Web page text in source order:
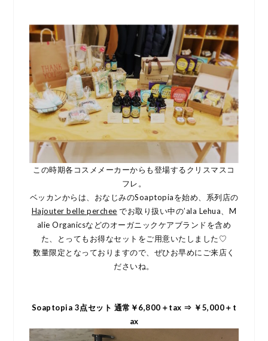
この時期各コスメメーカーからも登場するクリスマスコ
フレ。
ベッカンからは、おなじみのSoaptopiaを始め、系列店の
Hajouter belle perchee でお取り扱い中の’ala Lehua、M
alie Organicsなどのオーガニックケアブランドを含め
た、とってもお得なセットをご用意いたしました♡
数量限定となっておりますので、ぜひお早めにご来店く
ださいね。
Soaptopia 3点セット 通常￥6,800＋tax ⇒ ￥5,000＋t
ax